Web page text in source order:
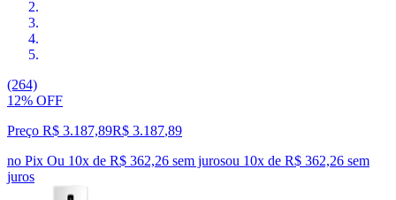
(264)
12% OFF
Preço R$ 3.187,89R$ 3.187,89
no Pix Ou 10x de R$ 362,26 sem jurosou 10x de R$ 362,26 sem
juros